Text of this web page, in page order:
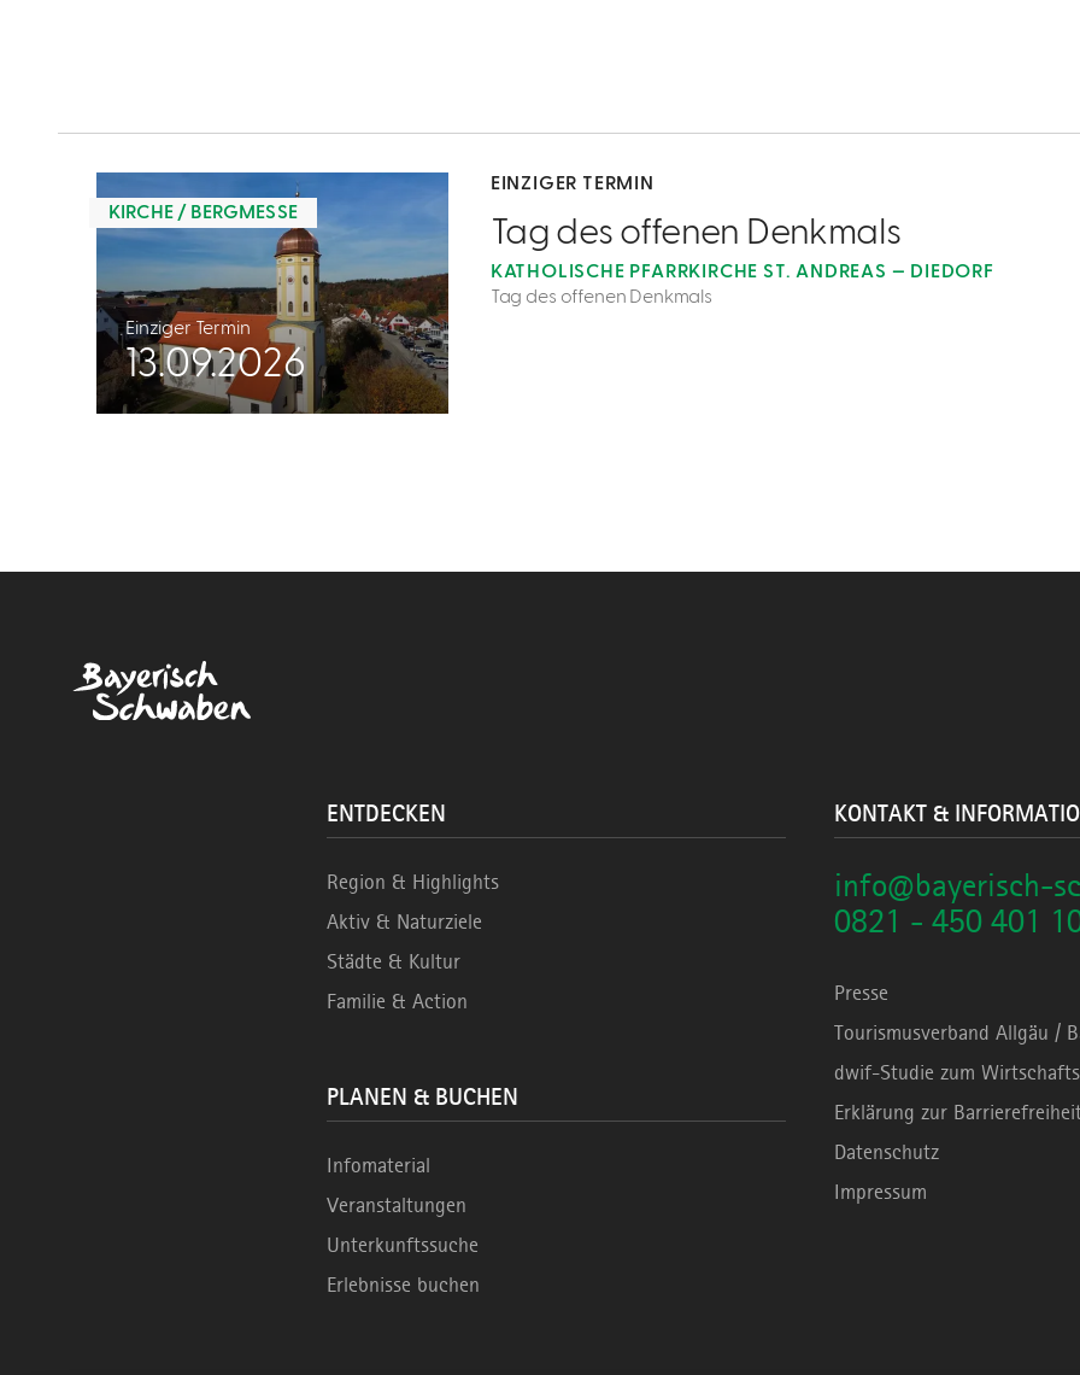
KIRCHE / BERGMESSE
EINZIGER TERMIN
1
Tag des offenen Denkmals
KATHOLISCHE PFARRKIRCHE ST. ANDREAS — DIEDORF
13.09.2026
Einziger Termin
Tag des offenen Denkmals
ENTDECKEN
Region & Highlights
Aktiv & Naturziele
Städte & Kultur
Familie & Action
PLANEN & BUCHEN
Infomaterial
Veranstaltungen
Unterkunftssuche
Erlebnisse buchen
KONTAKT &
info@bayerisch-
0821 - 450 401
Presse
Tourismusverband Allgäu /
dwif-Studie zum
Erklärung zur
Datenschutz
Impressum